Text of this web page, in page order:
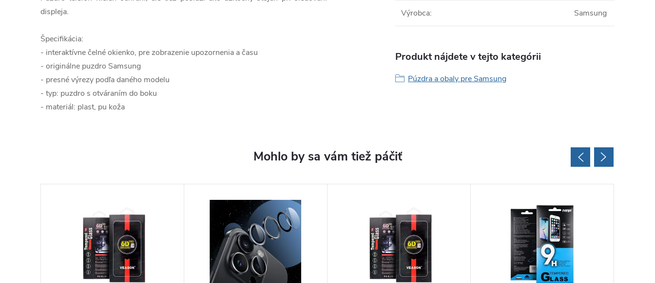
displeja.
Špecifikácia:
- interaktívne čelné okienko, pre zobrazenie upozornenia a času
- originálne puzdro Samsung
- presné výrezy podľa daného modelu
- typ: puzdro s otváraním do boku
- materiál: plast, pu koža
Výrobca: Samsung
Produkt nájdete v tejto kategórii
Púzdra a obaly pre Samsung